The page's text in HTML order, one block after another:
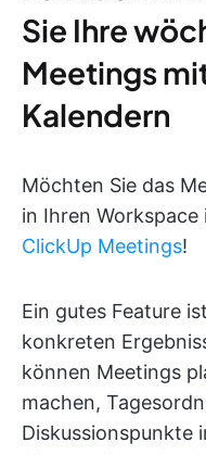
Sie Ihre
Meetings
Kalendern
Möchten Sie das
in Ihren
ClickUp Meetings!
Ein gutes Feature
konkreten
können Meetings
machen,
Diskussionspunkte